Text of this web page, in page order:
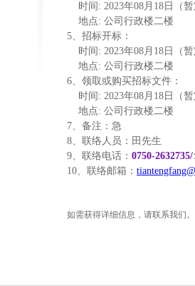
时间 : 2023年08月 18 日（
地点: 公司行政楼二楼
5、招标开标：
时间 : 2023年08月 18 日（
地点: 公司行政楼二楼
6、领取或购买招标文件：
时间 : 2023年08月 18 日（
地点: 公司行政楼二楼
7、备注：急
8、联络人员：田先生
9、联络电话： 0750-2632735/
10、联络邮箱：
如需获得详细信息，请联系我们。